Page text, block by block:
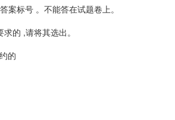
标号 。不能答在试题卷上。
的 ,请将其选出。
的